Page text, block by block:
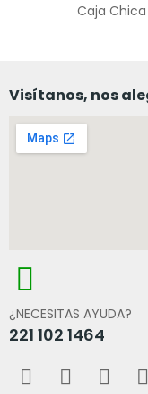
Caja
Visítanos, nos
¿NECESITAS AYUDA?
221 102 1464